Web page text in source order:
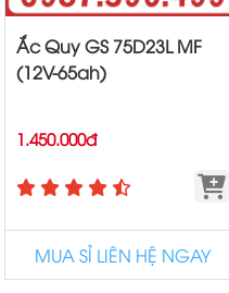
Ắc Quy GS 75D23L MF
(12V-65ah)
1.450.000đ
MUA SỈ LIÊN HỆ NGAY